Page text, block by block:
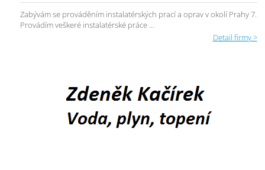
Zabývám se prováděním instalatérských prací a oprav v okolí Prahy 7.
Provádím veškeré instalatérské práce ...
Detail firmy >